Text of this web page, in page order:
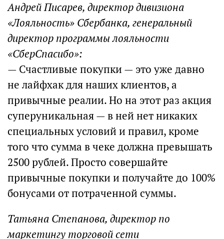
Андрей Писарев, директор дивизиона
«Лояльность» Сбербанка, генеральный
директор программы лояльности
«СберСпасибо»:
— Счастливые покупки — это уже давно
не лайфхак для наших клиентов, а
привычные реалии. Но на этот раз акция
суперуникальная — в ней нет никаких
специальных условий и правил, кроме
того что сумма в чеке должна превышать
2500 рублей. Просто совершайте
привычные покупки и получайте до 100%
бонусами от потраченной суммы.
Татьяна Степанова, директор по
маркетингу торговой сети